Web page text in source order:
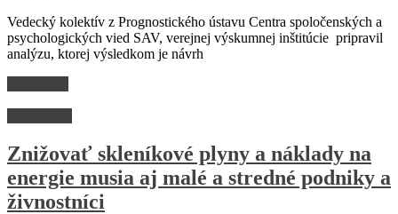
Vedecký kolektív z Prognostického ústavu Centra spoločenských a
psychologických vied SAV, verejnej výskumnej inštitúcie pripravil
analýzu, ktorej výsledkom je návrh
Znižovať skleníkové plyny a náklady na
energie musia aj malé a stredné podniky a
živnostníci